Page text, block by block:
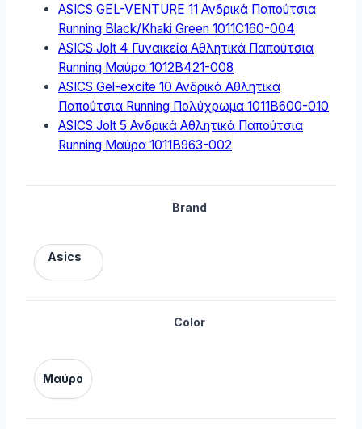
ASICS GEL-VENTURE 11 Ανδρικά Παπούτσια
Running Black/Khaki Green 1011C160-004
ASICS Jolt 4 Γυναικεία Αθλητικά Παπούτσια
Running Μαύρα 1012B421-008
ASICS Gel-excite 10 Ανδρικά Αθλητικά
Παπούτσια Running Πολύχρωμα 1011B600-010
ASICS Jolt 5 Ανδρικά Αθλητικά Παπούτσια
Running Μαύρα 1011B963-002
Brand
Asics
Color
Μαύρο